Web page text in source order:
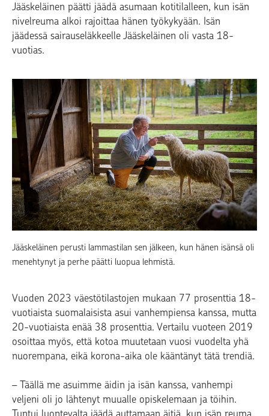
Jääskeläinen päätti jäädä asumaan kotitilalleen, kun isän
nivelreuma alkoi rajoittaa hänen työkykyään. Isän
jäädessä sairauseläkkeelle Jääskeläinen oli vasta 18-
vuotias.
Jääskeläinen perusti lammastilan sen jälkeen, kun hänen isänsä oli
menehtynyt ja perhe päätti luopua lehmistä.
Vuoden 2023 väestötilastojen mukaan 77 prosenttia 18-
vuotiaista suomalaisista asui vanhempiensa kanssa, mutta
20-vuotiaista enää 38 prosenttia. Vertailu vuoteen 2019
osoittaa myös, että kotoa muutetaan vuosi vuodelta yhä
nuorempana, eikä korona-aika ole kääntänyt tätä trendiä.
– Täällä me asuimme äidin ja isän kanssa, vanhempi
veljeni oli jo lähtenyt muualle opiskelemaan ja töihin.